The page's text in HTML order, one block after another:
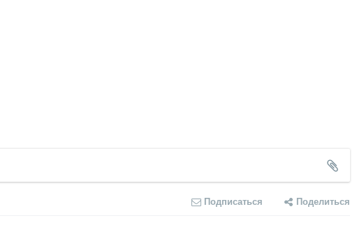
Подписаться Поделиться